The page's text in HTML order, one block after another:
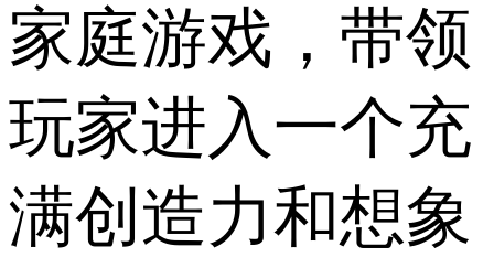
家庭游戏，带领
玩家进入一个充
满创造力和想象